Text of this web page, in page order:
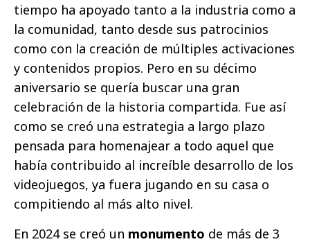
tiempo ha apoyado tanto a la industria como a
la comunidad, tanto desde sus patrocinios
como con la creación de múltiples activaciones
y contenidos propios. Pero en su décimo
aniversario se quería buscar una gran
celebración de la historia compartida. Fue así
como se creó una estrategia a largo plazo
pensada para homenajear a todo aquel que
había contribuido al increíble desarrollo de los
videojuegos, ya fuera jugando en su casa o
compitiendo al más alto nivel.
En 2024 se creó un monumento de más de 3